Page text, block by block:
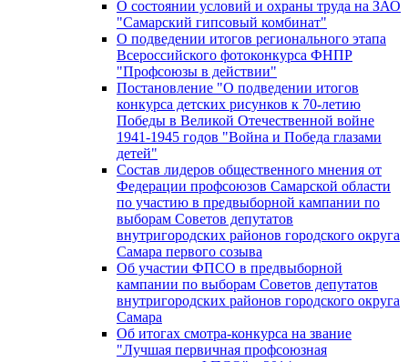
О состоянии условий и охраны труда на ЗАО
"Самарский гипсовый комбинат"
О подведении итогов регионального этапа
Всероссийского фотоконкурса ФНПР
"Профсоюзы в действии"
Постановление "О подведении итогов
конкурса детских рисунков к 70-летию
Победы в Великой Отечественной войне
1941-1945 годов "Война и Победа глазами
детей"
Состав лидеров общественного мнения от
Федерации профсоюзов Самарской области
по участию в предвыборной кампании по
выборам Советов депутатов
внутригородских районов городского округа
Самара первого созыва
Об участии ФПСО в предвыборной
кампании по выборам Советов депутатов
внутригородских районов городского округа
Самара
Об итогах смотра-конкурса на звание
"Лучшая первичная профсоюзная